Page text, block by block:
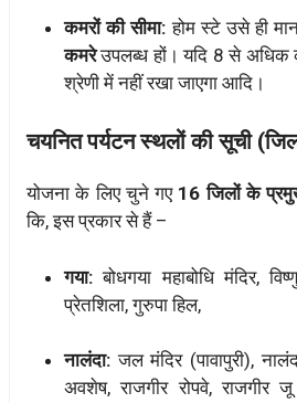
कमरों की सीमा: होम स्टे उसे ही
कमरेउपलब्ध हों। यदि 8 से अधिक
श्रेणी में नहीं रखा जाएगा आदि।
चयनित पर्यटन स्थलों की सूची
योजना के लिए चुने गए 16 जिलों के
कि, इस प्रकार से हैं –
गया: बोधगया महाबोधि मंदिर,
प्रेतशिला, गुरुपा हिल,
नालंदा: जल मंदिर (पावापुरी),
अवशेष, राजगीर रोपवे, राजगीर